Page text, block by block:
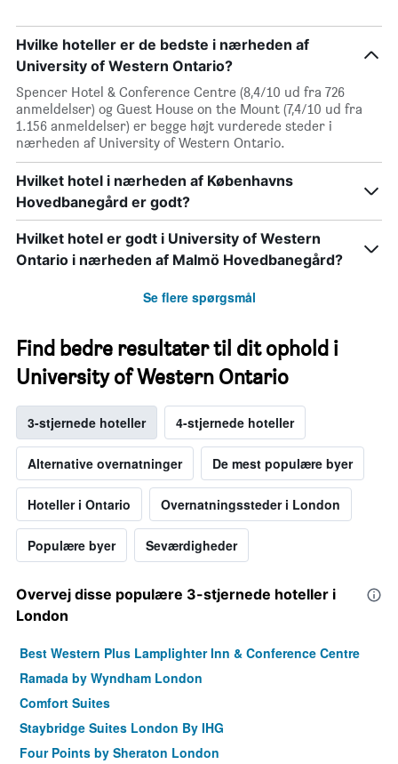
Hvilke hoteller er de bedste i nærheden af
University of Western Ontario?
Spencer Hotel & Conference Centre (8,4/10 ud fra 726
anmeldelser) og Guest House on the Mount (7,4/10 ud fra
1.156 anmeldelser) er begge højt vurderede steder i
nærheden af University of Western Ontario.
Hvilket hotel i nærheden af Københavns
Hovedbanegård er godt?
Hvilket hotel er godt i University of Western
Ontario i nærheden af Malmö Hovedbanegård?
Se flere spørgsmål
Find bedre resultater til dit ophold i
University of Western Ontario
3-stjernede hoteller 4-stjernede hoteller
Alternative overnatninger De mest populære byer
Hoteller i Ontario Overnatningssteder i London
Populære byer Seværdigheder
Overvej disse populære 3-stjernede hoteller i
London
Best Western Plus Lamplighter Inn & Conference Centre
Ramada by Wyndham London
Comfort Suites
Staybridge Suites London By IHG
Four Points by Sheraton London